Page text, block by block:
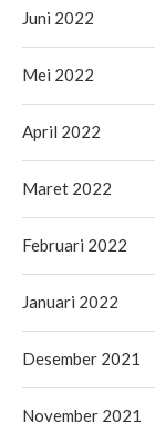
Juni 2022
Mei 2022
April 2022
Maret 2022
Februari 2022
Januari 2022
Desember 2021
November 2021